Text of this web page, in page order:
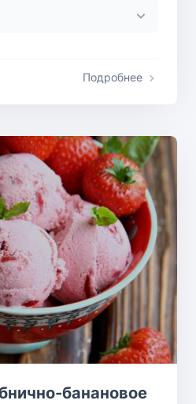
Подробнее
банановое